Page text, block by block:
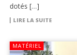
dotés […]
LIRE LA SUITE
MATÉRIEL